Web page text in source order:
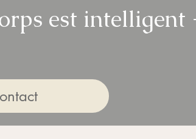
est intelligent